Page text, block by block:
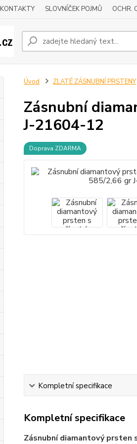
KONTAKTY SLOVNÍČEK POJMŮ OCHR.
Úvod ZLATÉ ZÁSNUBNÍ PRSTENY
Zásnubní
J-21604-12
Doprava ZDARMA
Kompletní specifikace
Kompletní specifikace
Zásnubní diamantový prsten